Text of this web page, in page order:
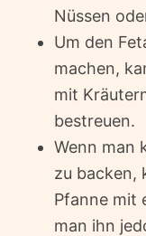
Nüssen
Um den
machen,
mit
bestreuen.
Wenn man
zu backen,
Pfanne mit
man ihn